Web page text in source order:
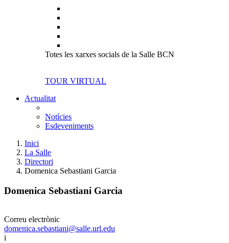
Totes les xarxes socials de la Salle BCN
TOUR VIRTUAL
Actualitat
Notícies
Esdeveniments
Inici
La Salle
Directori
Domenica Sebastiani Garcia
Domenica Sebastiani Garcia
Correu electrònic
domenica.sebastiani@salle.url.edu
i